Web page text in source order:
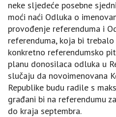
neke sljedeće posebne
moći naći Odluka o
provođenje referenduma i
referenduma, koja bi
konkretno referendumsko
planu donosilaca odluka u
slučaju da novoimenovana
Republike budu radile s
građani bi na referendumu
do kraja septembra.